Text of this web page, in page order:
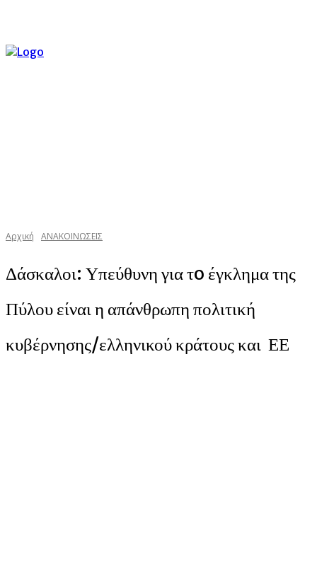
Αρχική ΑΝΑΚΟΙΝΩΣΕΙΣ
Δάσκαλοι: Υπεύθυνη για τo έγκλημα της
Πύλου είναι η απάνθρωπη πολιτική
κυβέρνησης/ελληνικού κράτους και ΕΕ